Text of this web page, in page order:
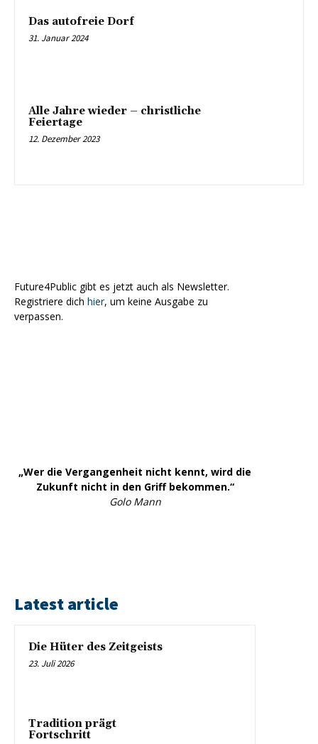
Das autofreie Dorf
31. Januar 2024
Alle Jahre wieder – christliche
Feiertage
12. Dezember 2023
Future4Public gibt es jetzt auch als Newsletter.
Registriere dich hier, um keine Ausgabe zu
verpassen.
„Wer die Vergangenheit nicht kennt, wird die
Zukunft nicht in den Griff bekommen.“
Golo Mann
Latest article
Die Hüter des Zeitgeists
23. Juli 2026
Tradition prägt
Fortschritt